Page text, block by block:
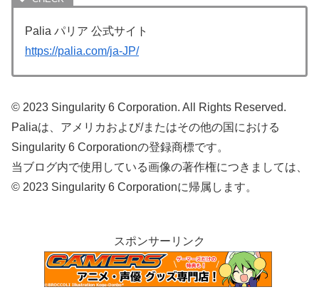
Palia パリア 公式サイト
https://palia.com/ja-JP/
© 2023 Singularity 6 Corporation. All Rights Reserved.
Paliaは、アメリカおよび/またはその他の国における
Singularity 6 Corporationの登録商標です。
当ブログ内で使用している画像の著作権につきましては、
© 2023 Singularity 6 Corporationに帰属します。
スポンサーリンク